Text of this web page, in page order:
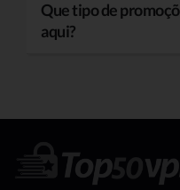
Que tipo de
aqui?